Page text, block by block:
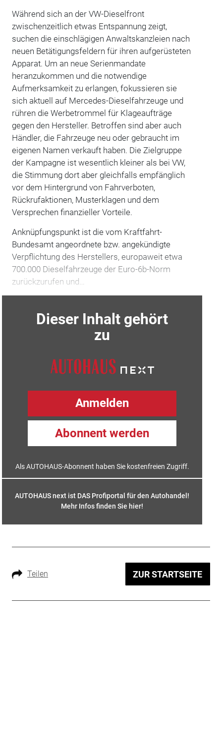
Während sich an der VW-Dieselfront
zwischenzeitlich etwas Entspannung zeigt,
suchen die einschlägigen Anwaltskanzleien nach
neuen Betätigungsfeldern für ihren aufgerüsteten
Apparat. Um an neue Serienmandate
heranzukommen und die notwendige
Aufmerksamkeit zu erlangen, fokussieren sie
sich aktuell auf Mercedes-Dieselfahrzeuge und
rühren die Werbetrommel für Klageaufträge
gegen den Hersteller. Betroffen sind aber auch
Händler, die Fahrzeuge neu oder gebraucht im
eigenen Namen verkauft haben. Die Zielgruppe
der Kampagne ist wesentlich kleiner als bei VW,
die Stimmung dort aber gleichfalls empfänglich
vor dem Hintergrund von Fahrverboten,
Rückrufaktionen, Musterklagen und dem
Versprechen finanzieller Vorteile.
Anknüpfungspunkt ist die vom Kraftfahrt-
Bundesamt angeordnete bzw. angekündigte
Verpflichtung des Herstellers, europaweit etwa
700.000 Dieselfahrzeuge der Euro-6b-Norm
zurückzurufen und…
Dieser Inhalt gehört
zu
Anmelden
Abonnent werden
Als AUTOHAUS-Abonnent haben Sie kostenfreien Zugriff.
AUTOHAUS next ist DAS Profiportal für den Autohandel!
Mehr Infos finden Sie hier!
Teilen ZUR STARTSEITE